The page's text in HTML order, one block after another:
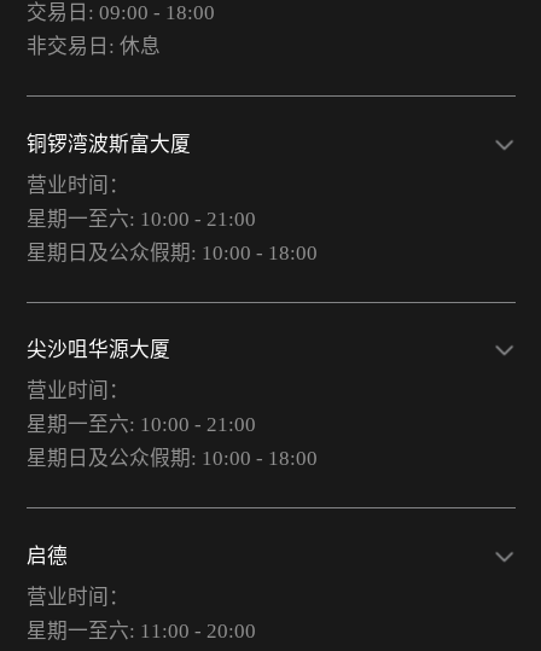
交易日: 09:00 - 18:00
非交易日: 休息
铜锣湾波斯富大厦
营业时间：
星期一至六: 10:00 - 21:00
星期日及公众假期: 10:00 - 18:00
尖沙咀华源大厦
营业时间：
星期一至六: 10:00 - 21:00
星期日及公众假期: 10:00 - 18:00
启德
营业时间：
星期一至六: 11:00 - 20:00